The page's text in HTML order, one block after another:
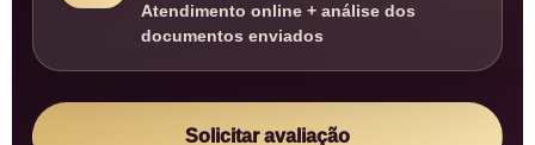
Atendimento online + análise dos
documentos enviados
Solicitar avaliação